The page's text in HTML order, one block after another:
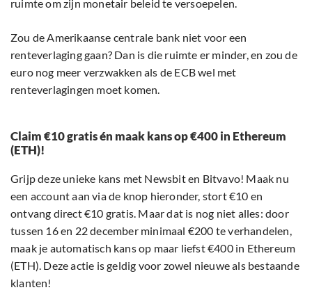
ruimte om zijn monetair beleid te versoepelen.
Zou de Amerikaanse centrale bank niet voor een
renteverlaging gaan? Dan is die ruimte er minder, en zou de
euro nog meer verzwakken als de ECB wel met
renteverlagingen moet komen.
Claim €10 gratis én maak kans op €400 in Ethereum
(ETH)!
Grijp deze unieke kans met Newsbit en Bitvavo! Maak nu
een account aan via de knop hieronder, stort €10 en
ontvang direct €10 gratis. Maar dat is nog niet alles: door
tussen 16 en 22 december minimaal €200 te verhandelen,
maak je automatisch kans op maar liefst €400 in Ethereum
(ETH). Deze actie is geldig voor zowel nieuwe als bestaande
klanten!